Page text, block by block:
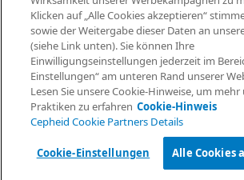
Klicken auf „Alle Cookies akzeptieren“
sowie der Weitergabe dieser Daten an
(siehe Link unten). Sie können Ihre
Einwilligungseinstellungen jederzeit im
Einstellungen“ am unteren Rand unserer
Lesen Sie unsere Cookie-Hinweise, um
Praktiken zu erfahren Cookie-Hinweis
Cepheid Cookie Partners Details
Cookie-Einstellungen Alle Cookies